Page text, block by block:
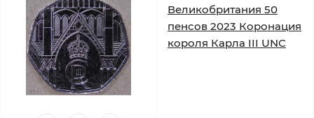
Великобритания 50
пенсов 2023 Коронация
короля Карла III UNC